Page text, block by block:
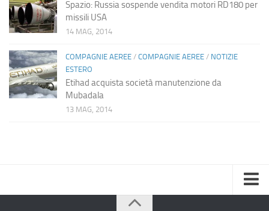
Spazio: Russia sospende vendita motori RD180 per
missili USA
14 MAG, 2014
COMPAGNIE AEREE / COMPAGNIE AEREE / NOTIZIE
ESTERO
Etihad acquista società manutenzione da
Mubadala
13 MAG, 2014